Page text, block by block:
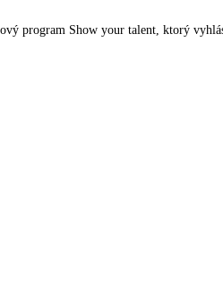
program Show your talent, ktorý